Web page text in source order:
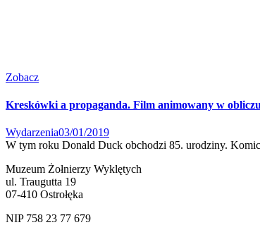
Zobacz
Kreskówki a propaganda. Film animowany w
Wydarzenia03/01/2019
W tym roku Donald Duck obchodzi 85. urodziny.
Muzeum Żołnierzy Wyklętych
ul. Traugutta 19
07-410 Ostrołęka
NIP 758 23 77 679